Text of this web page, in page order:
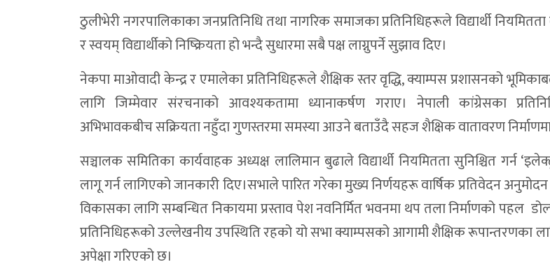
ठुलीभेरी नगरपालिकाका जनप्रतिनिधि तथा नागरिक समाजका प्रतिनिधिहरूले विद्यार्थी
र स्वयम् विद्यार्थीको निष्क्रियता हो भन्दै सुधारमा सबै पक्ष लाग्नुपर्ने सुझाव दिए।
नेकपा माओवादी केन्द्र र एमालेका प्रतिनिधिहरूले शैक्षिक स्तर वृद्धि, क्याम्पस प्रशासनको
लागि जिम्मेवार संरचनाको आवश्यकतामा ध्यानाकर्षण गराए। नेपाली कांग्रेसका
अभिभावकबीच सक्रियता नहुँदा गुणस्तरमा समस्या आउने बताउँदै सहज शैक्षिक वातावरण
सञ्चालक समितिका कार्यवाहक अध्यक्ष लालिमान बुढाले विद्यार्थी नियमितता सुनिश्चित गर्न
लागू गर्न लागिएको जानकारी दिए।सभाले पारित गरेका मुख्य निर्णयहरू वार्षिक प्रतिवेदन
विकासका लागि सम्बन्धित निकायमा प्रस्ताव पेश नवनिर्मित भवनमा थप तला निर्माणको पहल
प्रतिनिधिहरूको उल्लेखनीय उपस्थिति रहको यो सभा क्याम्पसको आगामी शैक्षिक रूपान्तरणका
अपेक्षा गरिएको छ।